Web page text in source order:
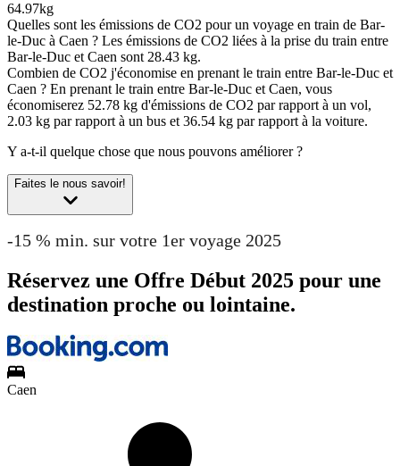
64.97kg
Quelles sont les émissions de CO2 pour un voyage en train de Bar-
le-Duc à Caen ? Les émissions de CO2 liées à la prise du train entre
Bar-le-Duc et Caen sont 28.43 kg.
Combien de CO2 j'économise en prenant le train entre Bar-le-Duc et
Caen ? En prenant le train entre Bar-le-Duc et Caen, vous
économiserez 52.78 kg d'émissions de CO2 par rapport à un vol,
2.03 kg par rapport à un bus et 36.54 kg par rapport à la voiture.
Y a-t-il quelque chose que nous pouvons améliorer ?
Faites le nous savoir!
-15 % min. sur votre 1er voyage 2025
Réservez une Offre Début 2025 pour une
destination proche ou lointaine.
Caen